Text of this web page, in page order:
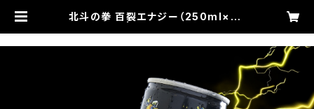
北斗の拳 百裂エナジー（250ml×30